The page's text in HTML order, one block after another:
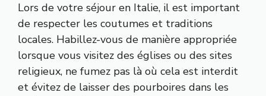
Lors de votre séjour en Italie, il est important
de respecter les coutumes et traditions
locales. Habillez-vous de manière appropriée
lorsque vous visitez des églises ou des sites
religieux, ne fumez pas là où cela est interdit
et évitez de laisser des pourboires dans les